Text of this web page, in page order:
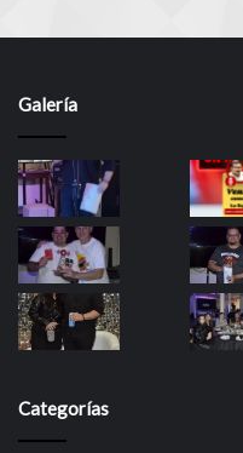
Galería
Categorías